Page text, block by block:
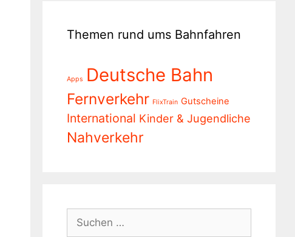
Themen rund ums Bahnfahren
Apps Deutsche Bahn
Fernverkehr FlixTrain Gutscheine
International Kinder & Jugendliche
Nahverkehr
nach: